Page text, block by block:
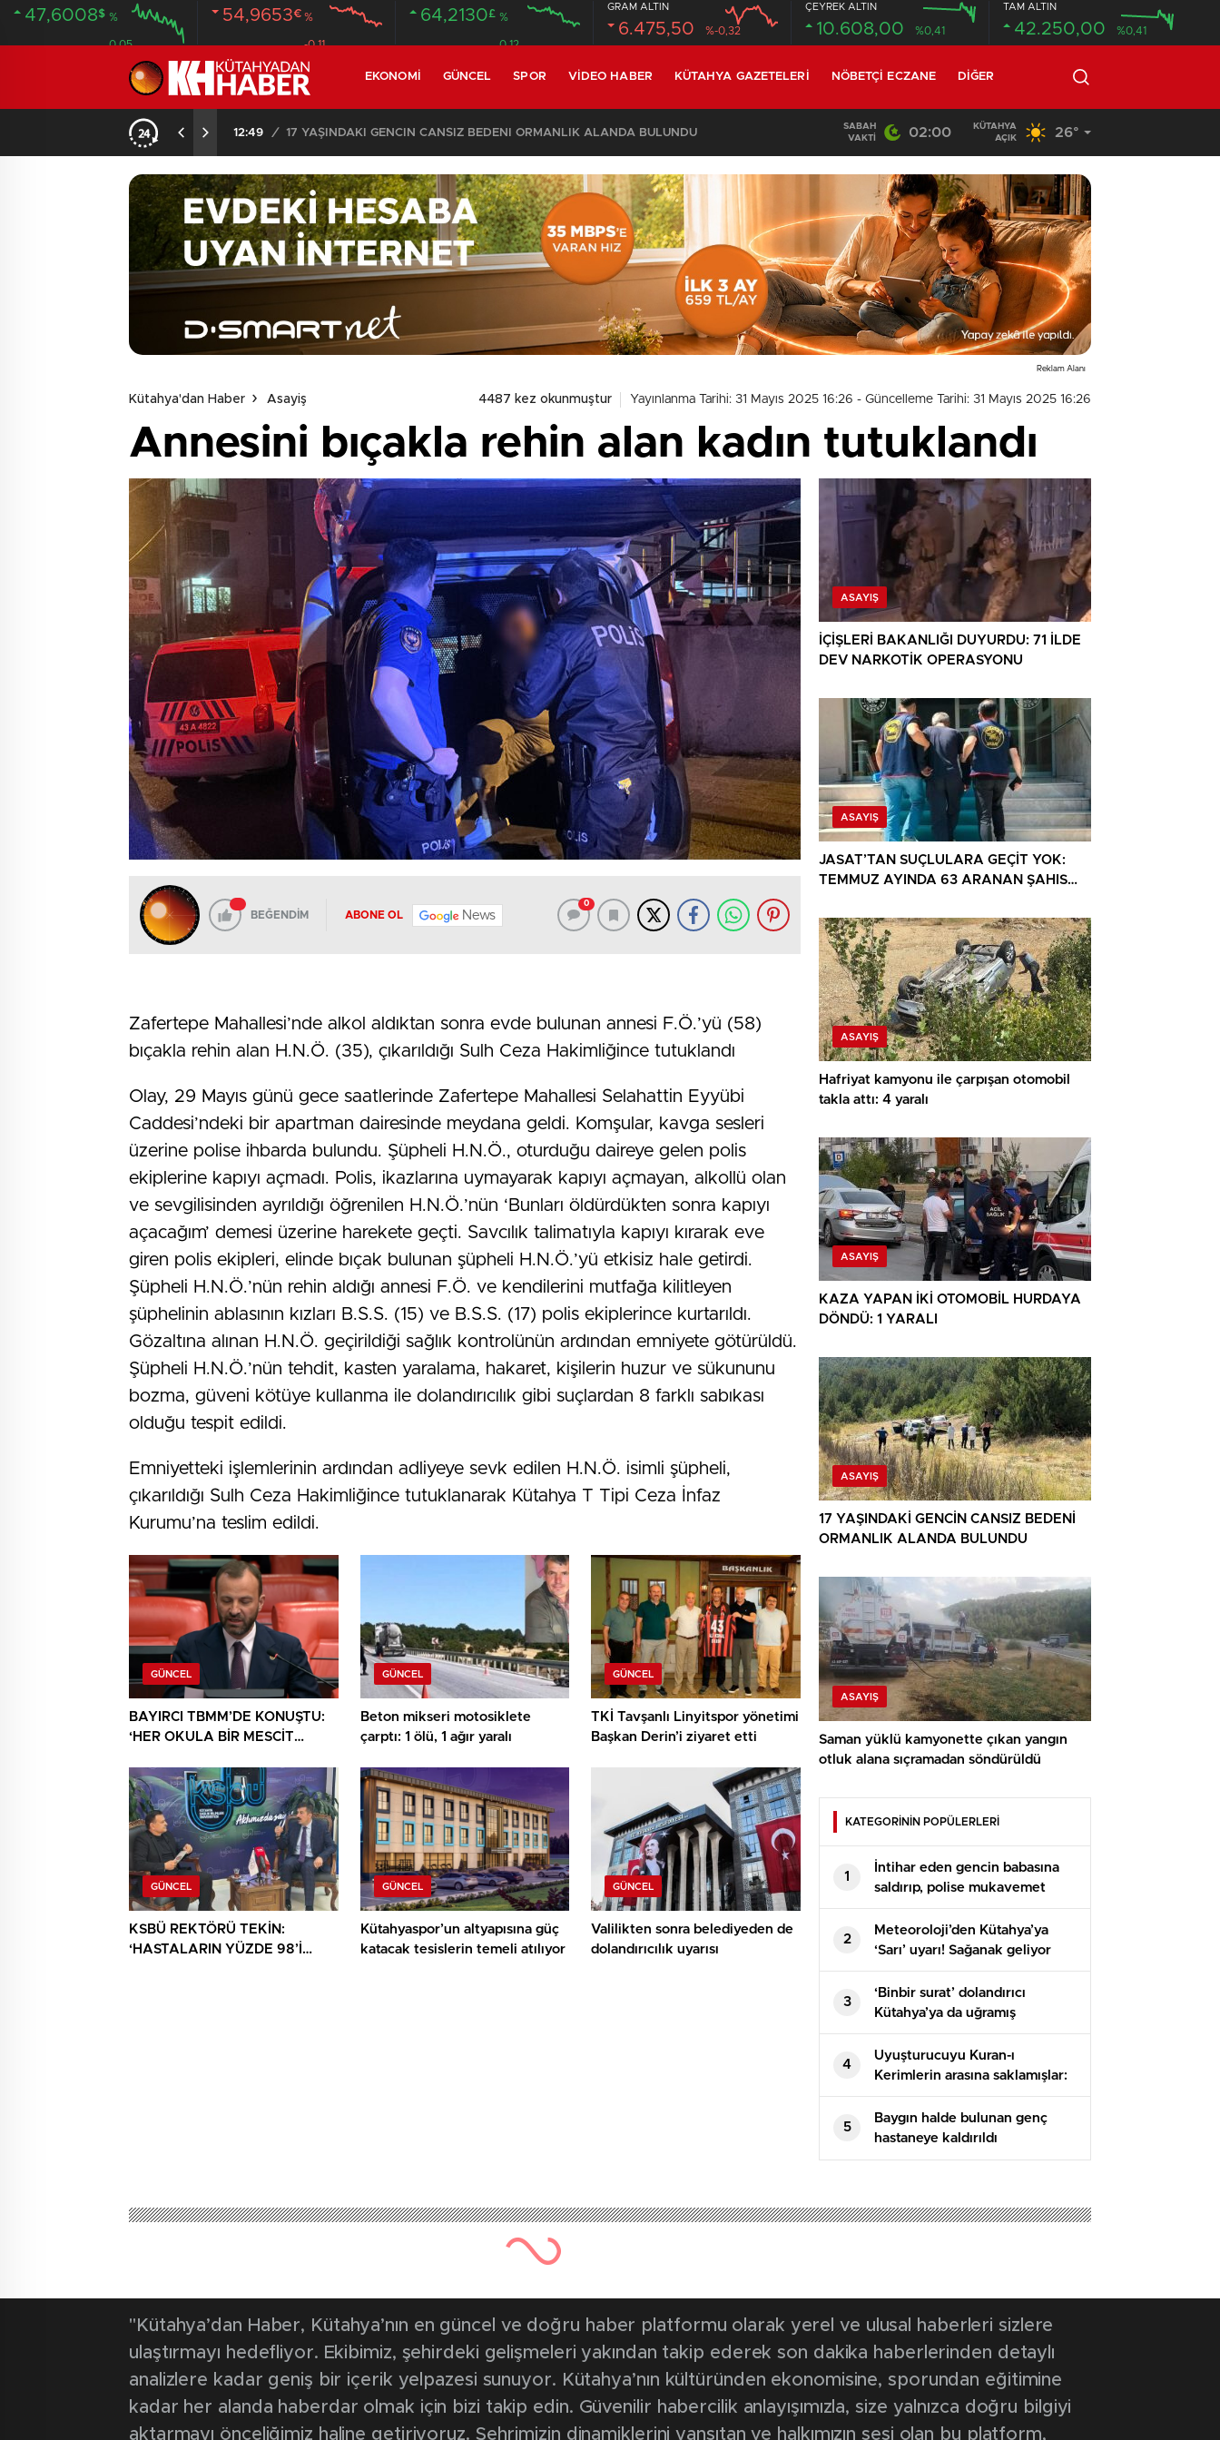
47,6008$ %
0.05
54,9653€ %
-0.11
64,2130£ %
0.12
GRAM ALTIN
6.475,50 %-0,32
ÇEYREK ALTIN
10.608,00 %0,41
TAM ALTIN
42.250,00 %0,41
EKONOMI GÜNCEL SPOR VIDEO HABER KÜTAHYA GAZETELERI NÖBETÇI ECZANE DIĞER
12:49 / 17 YAŞINDAKİ GENCİN CANSIZ BEDENİ ORMANLIK ALANDA BULUNDU 14:26 / Çavdarhisar’daki orman yangını söndürüldü
SABAH
VAKTI
02:00
KÜTAHYA
AÇIK
26°
Reklam Alanı
Kütahya'dan Haber Asayiş 4487 kez okunmuştur Yayınlanma Tarihi: 31 Mayıs 2025 16:26 - Güncelleme Tarihi: 31 Mayıs 2025 16:26
Annesini bıçakla rehin alan kadın tutuklandı
BEĞENDİM ABONE OL News
0
Zafertepe Mahallesi’nde alkol aldıktan sonra evde bulunan annesi F.Ö.’yü (58)
bıçakla rehin alan H.N.Ö. (35), çıkarıldığı Sulh Ceza Hakimliğince tutuklandı
Olay, 29 Mayıs günü gece saatlerinde Zafertepe Mahallesi Selahattin Eyyübi
Caddesi’ndeki bir apartman dairesinde meydana geldi. Komşular, kavga sesleri
üzerine polise ihbarda bulundu. Şüpheli H.N.Ö., oturduğu daireye gelen polis
ekiplerine kapıyı açmadı. Polis, ikazlarına uymayarak kapıyı açmayan, alkollü olan
ve sevgilisinden ayrıldığı öğrenilen H.N.Ö.’nün ‘Bunları öldürdükten sonra kapıyı
açacağım’ demesi üzerine harekete geçti. Savcılık talimatıyla kapıyı kırarak eve
giren polis ekipleri, elinde bıçak bulunan şüpheli H.N.Ö.’yü etkisiz hale getirdi.
Şüpheli H.N.Ö.’nün rehin aldığı annesi F.Ö. ve kendilerini mutfağa kilitleyen
şüphelinin ablasının kızları B.S.S. (15) ve B.S.S. (17) polis ekiplerince kurtarıldı.
Gözaltına alınan H.N.Ö. geçirildiği sağlık kontrolünün ardından emniyete götürüldü.
Şüpheli H.N.Ö.’nün tehdit, kasten yaralama, hakaret, kişilerin huzur ve sükununu
bozma, güveni kötüye kullanma ile dolandırıcılık gibi suçlardan 8 farklı sabıkası
olduğu tespit edildi.
Emniyetteki işlemlerinin ardından adliyeye sevk edilen H.N.Ö. isimli şüpheli,
çıkarıldığı Sulh Ceza Hakimliğince tutuklanarak Kütahya T Tipi Ceza İnfaz
Kurumu’na teslim edildi.
GÜNCEL
BAYIRCI TBMM’DE KONUŞTU:
‘HER OKULA BİR MESCİT
GÜNCEL
Beton mikseri motosiklete
çarptı: 1 ölü, 1 ağır yaralı
GÜNCEL
TKİ Tavşanlı Linyitspor yönetimi
Başkan Derin’i ziyaret etti
GÜNCEL
KSBÜ REKTÖRÜ TEKİN:
‘HASTALARIN YÜZDE 98’İ
GÜNCEL
Kütahyaspor’un altyapısına güç
katacak tesislerin temeli atılıyor
GÜNCEL
Valilikten sonra belediyeden de
dolandırıcılık uyarısı
ASAYIŞ
İÇİŞLERİ BAKANLIĞI DUYURDU: 71 İLDE
DEV NARKOTİK OPERASYONU
ASAYIŞ
JASAT’TAN SUÇLULARA GEÇİT YOK:
TEMMUZ AYINDA 63 ARANAN ŞAHIS
ASAYIŞ
Hafriyat kamyonu ile çarpışan otomobil
takla attı: 4 yaralı
ASAYIŞ
KAZA YAPAN İKİ OTOMOBİL HURDAYA
DÖNDÜ: 1 YARALI
ASAYIŞ
17 YAŞINDAKİ GENCİN CANSIZ BEDENİ
ORMANLIK ALANDA BULUNDU
ASAYIŞ
Saman yüklü kamyonette çıkan yangın
otluk alana sıçramadan söndürüldü
KATEGORİNİN POPÜLERLERİ
1
İntihar eden gencin babasına
saldırıp, polise mukavemet
eden 6 şüpheli gözaltına alındı
2
Meteoroloji’den Kütahya’ya
‘Sarı’ uyarı! Sağanak geliyor
3
‘Binbir surat’ dolandırıcı
Kütahya’ya da uğramış
4
Uyuşturucuyu Kuran-ı
Kerimlerin arasına saklamışlar:
5 tutuklama
5
Baygın halde bulunan genç
hastaneye kaldırıldı
"Kütahya’dan Haber, Kütahya’nın en güncel ve doğru haber platformu olarak yerel ve ulusal haberleri sizlere
ulaştırmayı hedefliyor. Ekibimiz, şehirdeki gelişmeleri yakından takip ederek son dakika haberlerinden detaylı
analizlere kadar geniş bir içerik yelpazesi sunuyor. Kütahya’nın kültüründen ekonomisine, sporundan eğitimine
kadar her alanda haberdar olmak için bizi takip edin. Güvenilir habercilik anlayışımızla, size yalnızca doğru bilgiyi
aktarmayı önceliğimiz haline getiriyoruz. Şehrimizin dinamiklerini yansıtan ve halkımızın sesi olan bu platform,